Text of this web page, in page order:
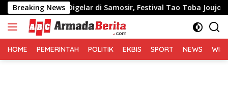
Langsung
ke
konten
Breaking News
Digelar di Samosir, Festival Tao Toba Joujou 2026 Resmi
HOME PEMERINTAH POLITIK EKBIS SPORT NEWS